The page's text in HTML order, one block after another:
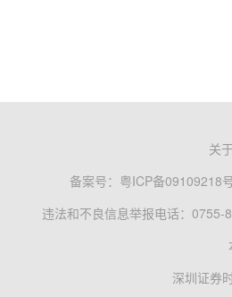
关
备案号： 粤ICP备09109218
违法和不良信息举报电话：0755-
深圳证券